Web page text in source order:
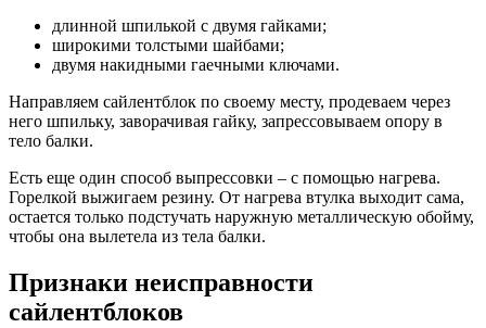
длинной шпилькой с двумя гайками;
широкими толстыми шайбами;
двумя накидными гаечными ключами.
Направляем сайлентблок по своему месту, продеваем через
него шпильку, заворачивая гайку, запрессовываем опору в
тело балки.
Есть еще один способ выпрессовки – с помощью нагрева.
Горелкой выжигаем резину. От нагрева втулка выходит сама,
остается только подстучать наружную металлическую обойму,
чтобы она вылетела из тела балки.
Признаки неисправности
сайлентблоков